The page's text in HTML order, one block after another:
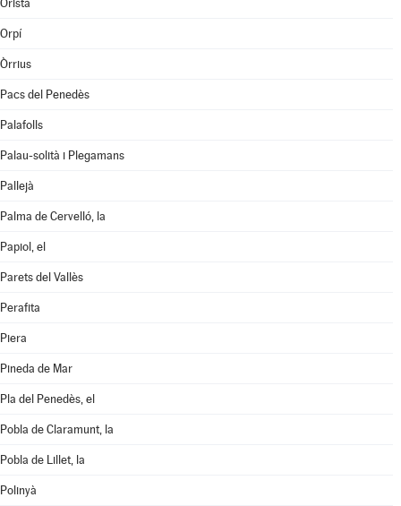
Oristà
Orpí
Òrrius
Pacs del Penedès
Palafolls
Palau-solità i Plegamans
Pallejà
Palma de Cervelló, la
Papiol, el
Parets del Vallès
Perafita
Piera
Pineda de Mar
Pla del Penedès, el
Pobla de Claramunt, la
Pobla de Lillet, la
Polinyà